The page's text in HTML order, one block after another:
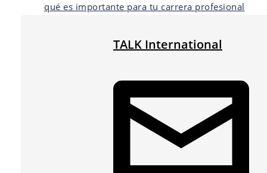
qué es importante para tu carrera profesional
TALK International